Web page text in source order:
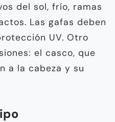
del sol, frío, ramas
Las gafas deben
UV. Otro
el casco, que
a la cabeza y su